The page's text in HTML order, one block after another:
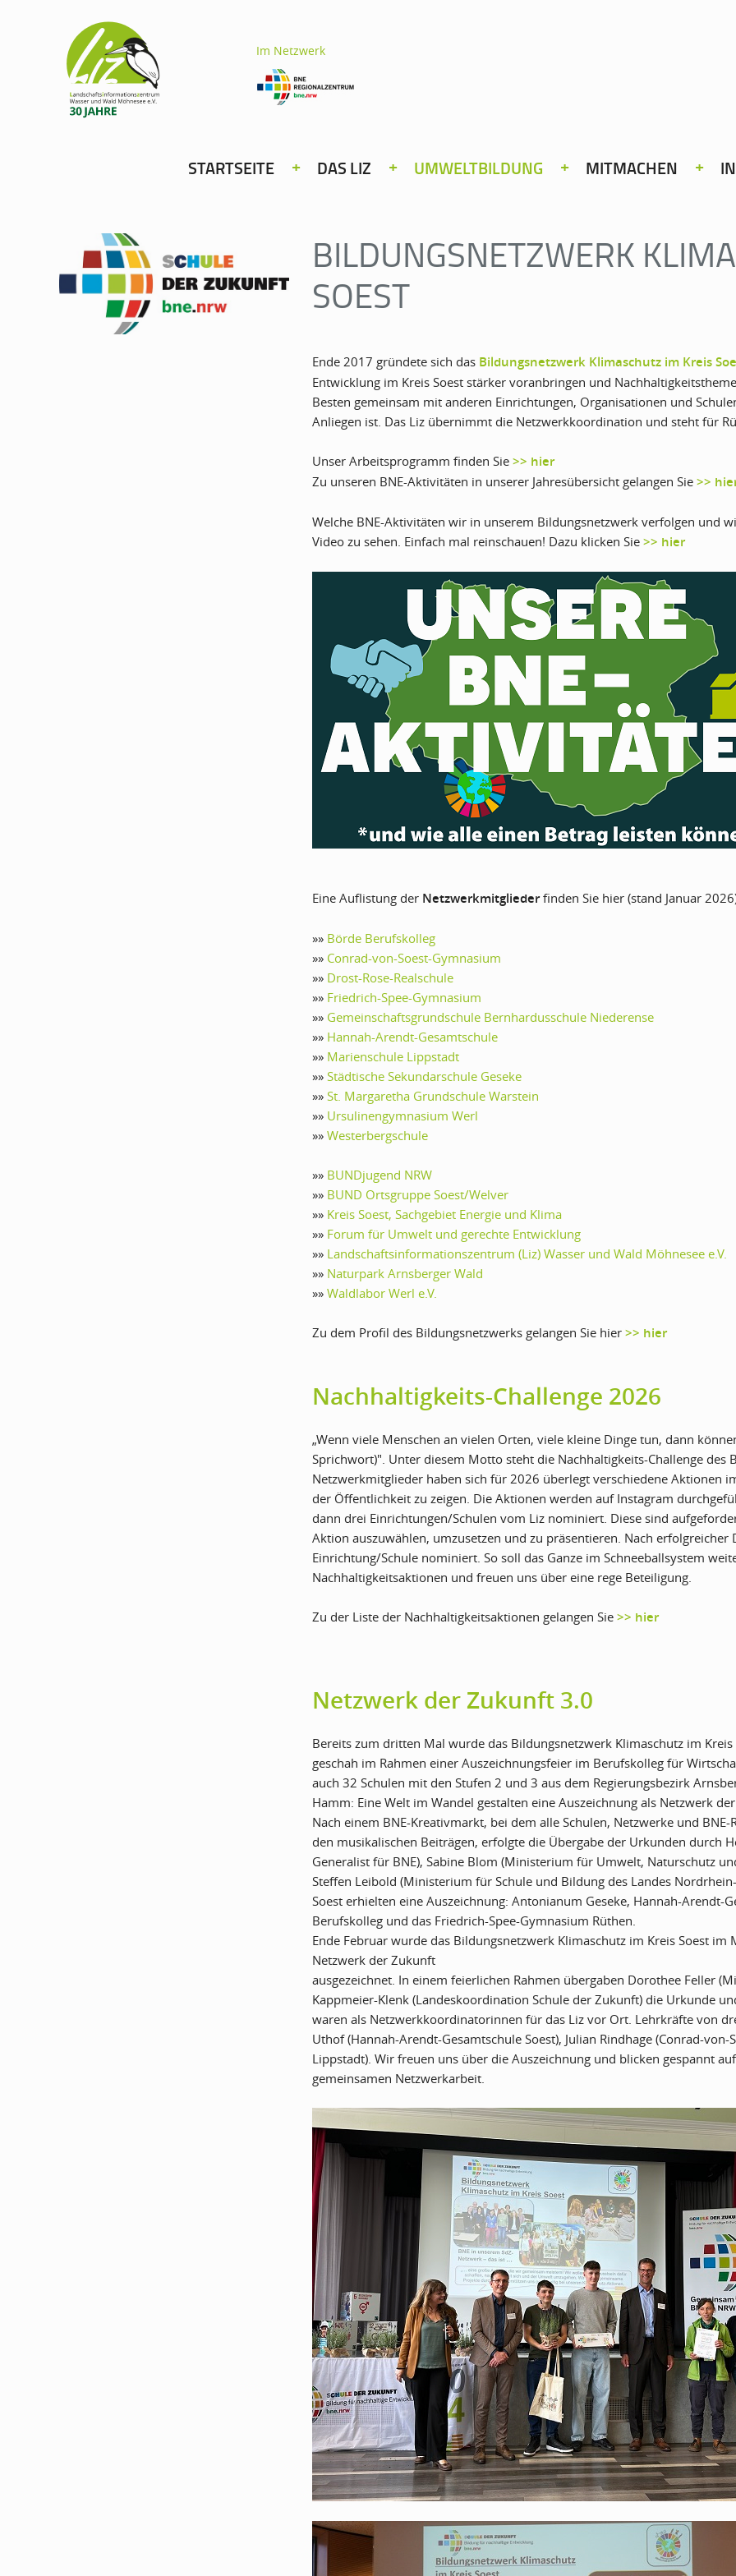
Im Netzwerk
STARTSEITE DAS LIZ UMWELTBILDUNG MITMACHEN
BILDUNGSNETZWERK
SOEST
Ende 2017 gründete sich das Bildungsnetzwerk Klimaschutz im Kreis
Entwicklung im Kreis Soest stärker voranbringen und
Besten gemeinsam mit anderen Einrichtungen, Organisationen und
Anliegen ist. Das Liz übernimmt die Netzwerkkoordination und steht für
Unser Arbeitsprogramm finden Sie>> hier
Zu unseren BNE-Aktivitäten in unserer Jahresübersicht gelangen Sie>>
Welche BNE-Aktivitäten wir in unserem Bildungsnetzwerk verfolgen und
Video zu sehen. Einfach mal reinschauen! Dazu klicken Sie>> hier
Eine Auflistung der Netzwerkmitgliederfinden Sie hier (stand Januar
»» Börde Berufskolleg
»» Conrad-von-Soest-Gymnasium
»» Drost-Rose-Realschule
»» Friedrich-Spee-Gymnasium
»» Gemeinschaftsgrundschule Bernhardusschule Niederense
»» Hannah-Arendt-Gesamtschule
»» Marienschule Lippstadt
»»Städtische Sekundarschule Geseke
»»St. Margaretha Grundschule Warstein
»» Ursulinengymnasium Werl
»»Westerbergschule
»» BUNDjugend NRW
»» BUND Ortsgruppe Soest/Welver
»» Kreis Soest, Sachgebiet Energie und Klima
»» Forum für Umwelt und gerechte Entwicklung
»» Landschaftsinformationszentrum (Liz) Wasser und Wald Möhnesee e.V.
»» Naturpark Arnsberger Wald
»»Waldlabor Werl e.V.
Zu dem Profil des Bildungsnetzwerks gelangen Sie hier>> hier
Nachhaltigkeits-Challenge 2026
„Wenn viele Menschen an vielen Orten, viele kleine Dinge tun, dann
Sprichwort)". Unter diesem Motto steht die Nachhaltigkeits-Challenge des
Netzwerkmitglieder haben sich für 2026 überlegt verschiedene Aktionen
der Öffentlichkeit zu zeigen. Die Aktionen werden auf Instagram
dann drei Einrichtungen/Schulen vom Liz nominiert. Diese sind
Aktion auszuwählen, umzusetzen und zu präsentieren. Nach
Einrichtung/Schule nominiert. So soll das Ganze im Schneeballsystem
Nachhaltigkeitsaktionen und freuen uns über eine rege Beteiligung.
Zu der Liste der Nachhaltigkeitsaktionen gelangen Sie>> hier
Netzwerk der Zukunft 3.0
Bereits zum dritten Mal wurde das Bildungsnetzwerk Klimaschutz im
geschah im Rahmen einer Auszeichnungsfeier im Berufskolleg für
auch 32 Schulen mit den Stufen 2 und 3 aus dem Regierungsbezirk
Hamm: Eine Welt im Wandel gestalten eine Auszeichnung als Netzwerk
Nach einem BNE-Kreativmarkt, bei dem alle Schulen, Netzwerke und
den musikalischen Beiträgen, erfolgte die Übergabe der Urkunden durch
Generalist für BNE), Sabine Blom (Ministerium für Umwelt, Naturschutz
Steffen Leibold (Ministerium für Schule und Bildung des Landes
Soest erhielten eine Auszeichnung: Antonianum Geseke, Hannah-Arendt-
Berufskolleg und das Friedrich-Spee-Gymnasium Rüthen.
Ende Februar wurde das Bildungsnetzwerk Klimaschutz im Kreis Soest
Netzwerk der Zukunft
ausgezeichnet. In einem feierlichen Rahmen übergaben Dorothee Feller
Kappmeier-Klenk (Landeskoordination Schule der Zukunft) die Urkunde
waren als Netzwerkkoordinatorinnen für das Liz vor Ort. Lehrkräfte von
Uthof (Hannah-Arendt-Gesamtschule Soest), Julian Rindhage (Conrad-
Lippstadt). Wir freuen uns über die Auszeichnung und blicken gespannt
gemeinsamen Netzwerkarbeit.